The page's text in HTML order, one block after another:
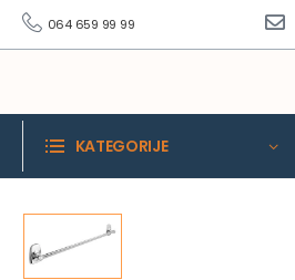
064 659 99 99
KATEGORIJE